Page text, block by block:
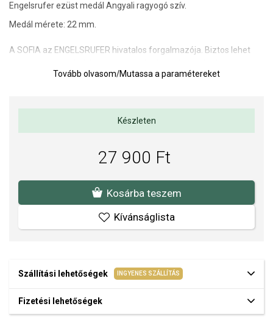
Engelsrufer ezüst medál Angyali ragyogó szív.
Medál mérete: 22 mm.
A SOFIA az ENGELSRUFER hivatalos forgalmazója. Biztos lehet
csomagolásban.Tovább olvasom/Mutassa a paramétereket
Készleten
27 900 Ft
Kosárba teszem
Kívánságlista
Szállítási lehetőségek INGYENES SZÁLLÍTÁS
Fizetési lehetőségek